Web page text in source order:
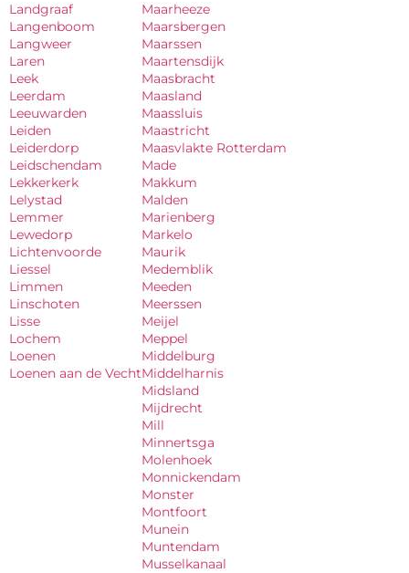
Landgraaf
Langenboom
Langweer
Laren
Leek
Leerdam
Leeuwarden
Leiden
Leiderdorp
Leidschendam
Lekkerkerk
Lelystad
Lemmer
Lewedorp
Lichtenvoorde
Liessel
Limmen
Linschoten
Lisse
Lochem
Loenen
Loenen aan de Vecht
Maarheeze
Maarsbergen
Maarssen
Maartensdijk
Maasbracht
Maasland
Maassluis
Maastricht
Maasvlakte Rotterdam
Made
Makkum
Malden
Marienberg
Markelo
Maurik
Medemblik
Meeden
Meerssen
Meijel
Meppel
Middelburg
Middelharnis
Midsland
Mijdrecht
Mill
Minnertsga
Molenhoek
Monnickendam
Monster
Montfoort
Munein
Muntendam
Musselkanaal